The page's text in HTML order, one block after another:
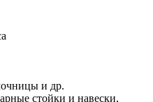
и др.
стойки и навески,